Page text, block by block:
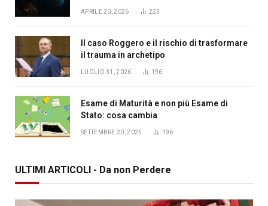
APRILE 20, 2026 223
Il caso Roggero e il rischio di trasformare
il trauma in archetipo
LUGLIO 31, 2026 196
Esame di Maturità e non più Esame di
Stato: cosa cambia
SETTEMBRE 20, 2025 196
ULTIMI ARTICOLI - Da non Perdere